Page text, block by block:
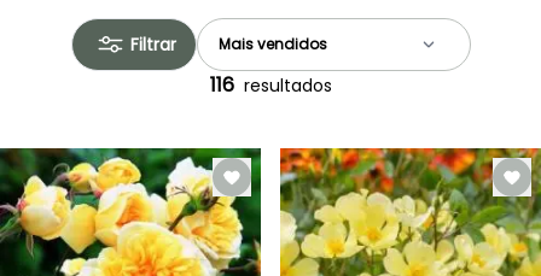
Filtrar
116 resultados